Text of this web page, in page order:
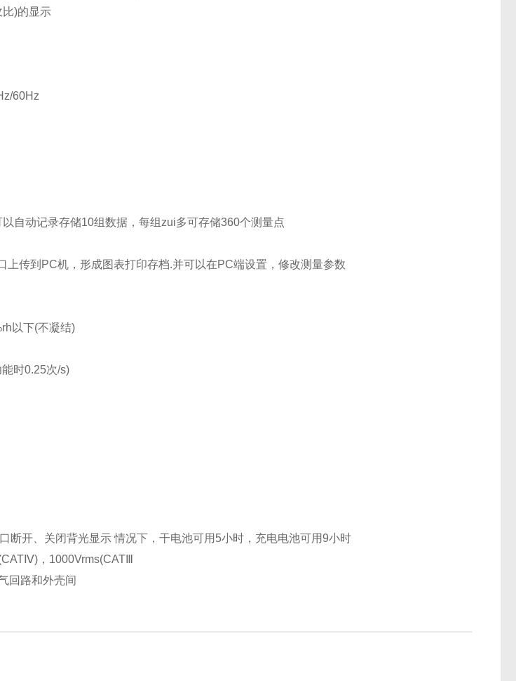
)的显示
60Hz
自动记录存储10组数据，每组zui多可存储360个测量点
上传到PC机，形成图表打印存档.并可以在PC端设置，修改测量参数
以下(不凝结)
时0.25次/s)
断开、关闭背光显示 情况下，干电池可用5小时，充电电池可用9小时
，1000Vrms(CATⅢ
回路和外壳间